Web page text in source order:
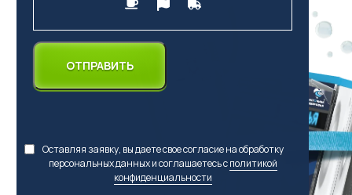
Оставляя заявку, вы даете свое согласие на обработку
персональных данных и соглашаетесь сполитикой
конфиденциальности